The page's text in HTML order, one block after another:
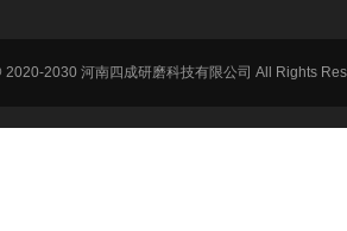
2020-2030 河南四成研磨科技有限公司 All Rights